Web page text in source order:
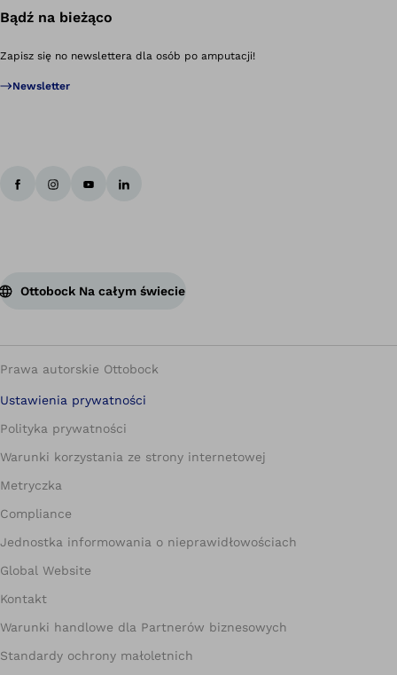
Bądź na bieżąco
Zapisz się no newslettera dla osób po amputacji!
Newsletter
Ottobock Na całym świecie
Prawa autorskie Ottobock
Ustawienia prywatności
Polityka prywatności
Warunki korzystania ze strony internetowej
Metryczka
Compliance
Jednostka informowania o nieprawidłowościach
Global Website
Kontakt
Warunki handlowe dla Partnerów biznesowych
Standardy ochrony małoletnich